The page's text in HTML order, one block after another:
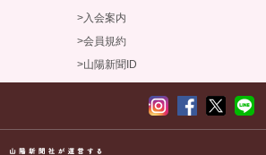
>入会案内
>会員規約
>山陽新聞ID